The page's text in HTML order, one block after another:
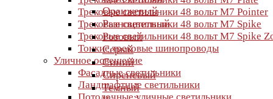
Трековые светильники 48 вольт M7 Pointer
Трековые светильники 48 вольт M7 Spike
Трековые светильники 48 вольт M7 Spike
Тонкие трековые шинопроводы
Уличное освещение
Фасадные светильники
Ландшафтные светильники
Оранжевый
Разноцветный
Розовый
Серый
Синий
Сиреневый
Темный